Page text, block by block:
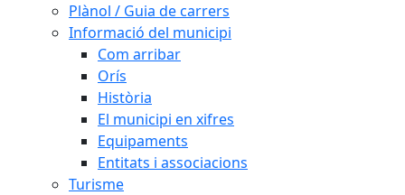
Plànol / Guia de carrers
Informació del municipi
Com arribar
Orís
Història
El municipi en xifres
Equipaments
Entitats i associacions
Turisme